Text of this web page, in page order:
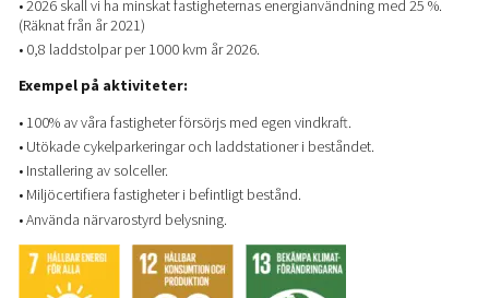
• 2026 skall vi ha minskat fastigheternas energianvändning med 25 %.
(Räknat från år 2021)
• 0,8 laddstolpar per 1000 kvm år 2026.
Exempel på aktiviteter:
• 100% av våra fastigheter försörjs med egen vindkraft.
• Utökade cykelparkeringar och laddstationer i beståndet.
• Installering av solceller.
• Miljöcertifiera fastigheter i befintligt bestånd.
• Använda närvarostyrd belysning.